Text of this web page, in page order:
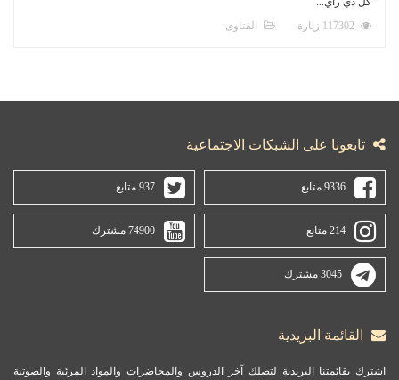
الفتاوى
تابعونا على الشبكات الاجتماعية
9336 متابع 937 متابع
214 متابع 74900 مشترك
3045 مشترك
القائمة البريدية
اشترك بقائمتنا البريدية لتصلك آخر الدروس والمحاضرات والمواد المرئية والصوتية